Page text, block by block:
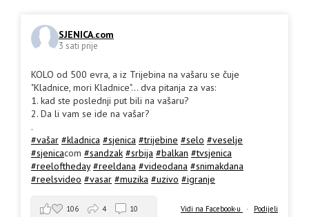
SJENICA.com
3 sati prije
KOLO od 500 evra, a iz Trijebina na vašaru se čuje
"Kladnice, mori Kladnice"... dva pitanja za vas:
1. kad ste poslednji put bili na vašaru?
2. Da li vam se ide na vašar?
.
#vašar #kladnica #sjenica #trijebine #selo #veselje
#sjenicacom #sandzak #srbija #balkan #tvsjenica
#reeloftheday #reeldana #videodana #snimakdana
#reelsvideo #vasar #muzika #uzivo #igranje
Vidi na Facebook-u · Podijeli
106 4 10